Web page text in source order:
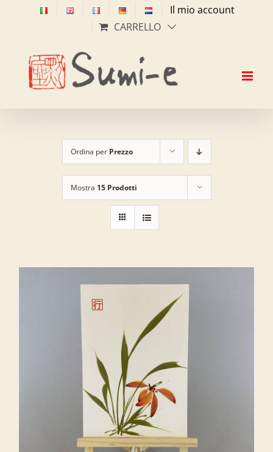
Il mio account
CARRELLO
Ordina per Prezzo
Mostra 15 Prodotti